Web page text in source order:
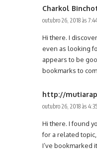
Charkol
outubro 26, 2018 às
Hi there. I
even as looking
appears to be
bookmarks to
http://
outubro 26, 2018 às
Hi there. I found
for a related
I’ve bookmarked